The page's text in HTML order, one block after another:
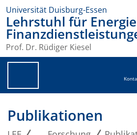
Universität Duisburg-Essen
Lehrstuhl für
Prof. Dr. Rüdiger Kiesel
Publikationen